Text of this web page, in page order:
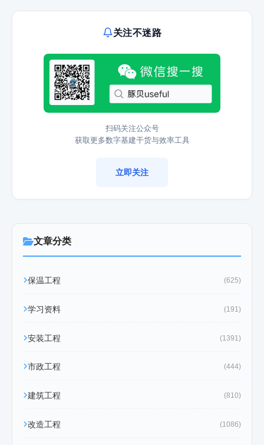
关注不迷路
扫码关注公众号
获取更多数字基建干货与效率工具
立即关注
文章分类
保温工程 (625)
学习资料 (191)
安装工程 (1391)
市政工程 (444)
建筑工程 (810)
改造工程 (1086)